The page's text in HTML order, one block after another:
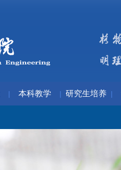
| 本科教学 | 研究生培养 |